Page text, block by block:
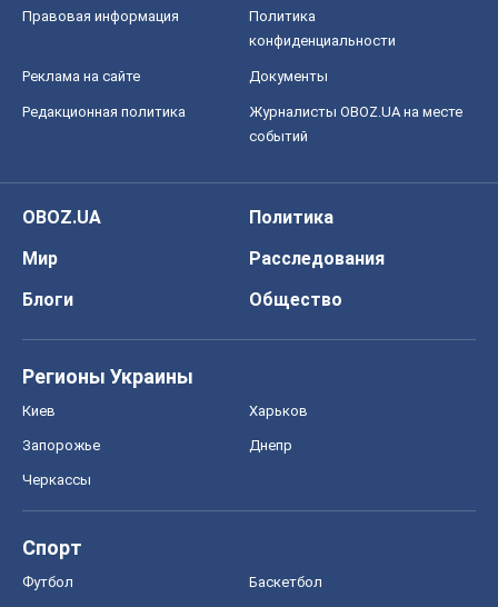
Правовая информация
Политика
конфиденциальности
Реклама на сайте Документы
Редакционная политика
Журналисты OBOZ.UA на месте
событий
OBOZ.UA
Политика
Мир
Расследования
Блоги
Общество
Регионы Украины
Киев Харьков
Запорожье Днепр
Черкассы
Спорт
Футбол Баскетбол